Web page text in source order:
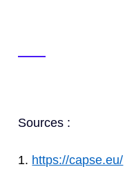
Sources :
1. https://capse.eu/